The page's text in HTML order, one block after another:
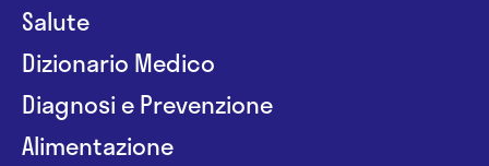
Salute
Dizionario Medico
Diagnosi e Prevenzione
Alimentazione